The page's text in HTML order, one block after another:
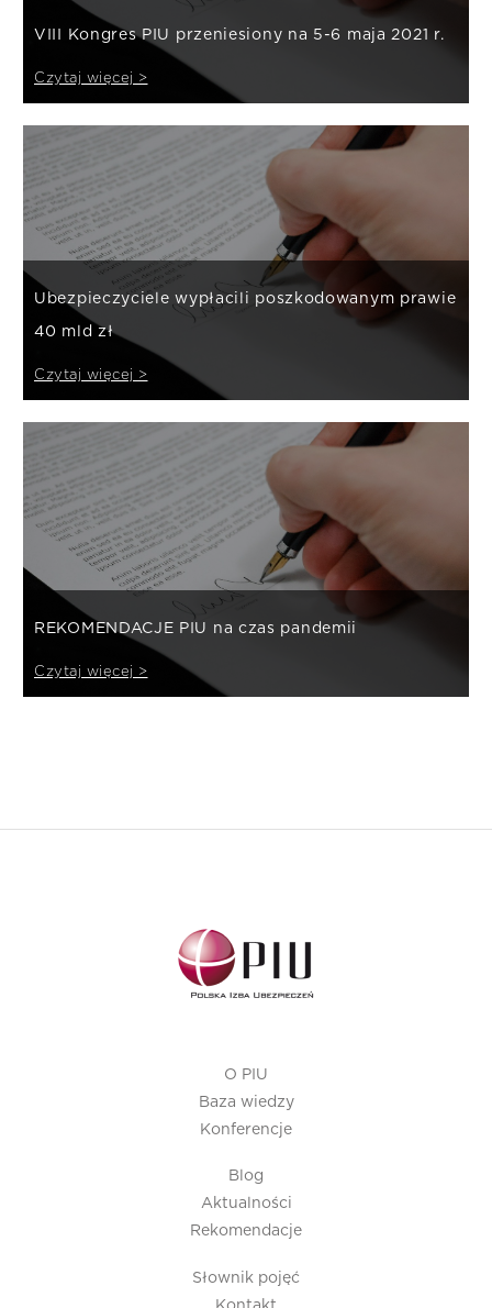
VIII Kongres PIU przeniesiony na 5-6 maja 2021 r.
Czytaj więcej >
Ubezpieczyciele wypłacili poszkodowanym prawie
40 mld zł
Czytaj więcej >
REKOMENDACJE PIU na czas pandemii
Czytaj więcej >
O PIU
Baza wiedzy
Konferencje
Blog
Aktualności
Rekomendacje
Słownik pojęć